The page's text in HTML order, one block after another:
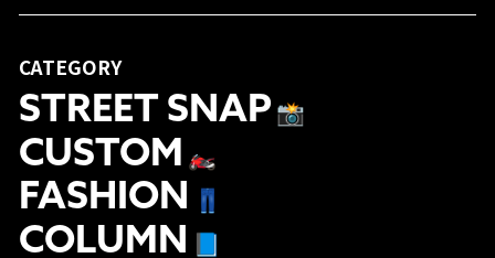
CATEGORY
STREET SNAP 📸
CUSTOM 🏍
FASHION 👖
COLUMN